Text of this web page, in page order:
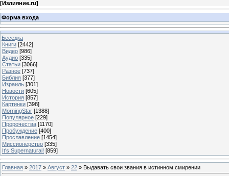
[Излияние.ru]
Форма входа
Беседка
Книги [2442]
Видео [986]
Аудио [335]
Статьи [3066]
Разное [737]
Библия [377]
Израиль [301]
Новости [605]
История [857]
Картинки [398]
MorningStar [1388]
Популярное [229]
Пророчества [1170]
Пробуждение [400]
Прославление [1454]
Миссионерство [335]
It's Supernatural! [859]
Главная » 2017 » Август » 22 » Выдавать свои звания в истинном смирении